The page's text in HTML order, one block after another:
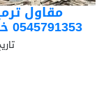
مقاول
0545791353 خدمات عالية الجودة بأيدي خبراء
تاريخ